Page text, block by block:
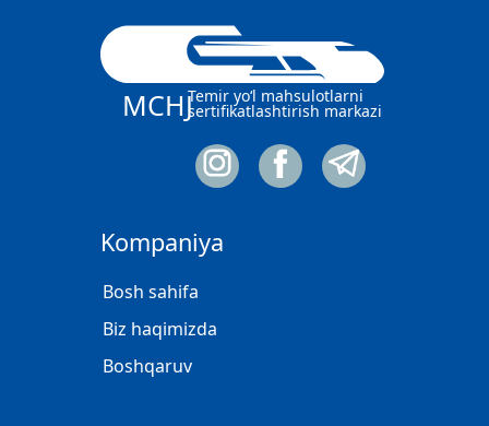
MCHJTemir yo‘l mahsulotlarni
sertifikatlashtirish markazi
Kompaniya
Bosh sahifa
Biz haqimizda
Boshqaruv